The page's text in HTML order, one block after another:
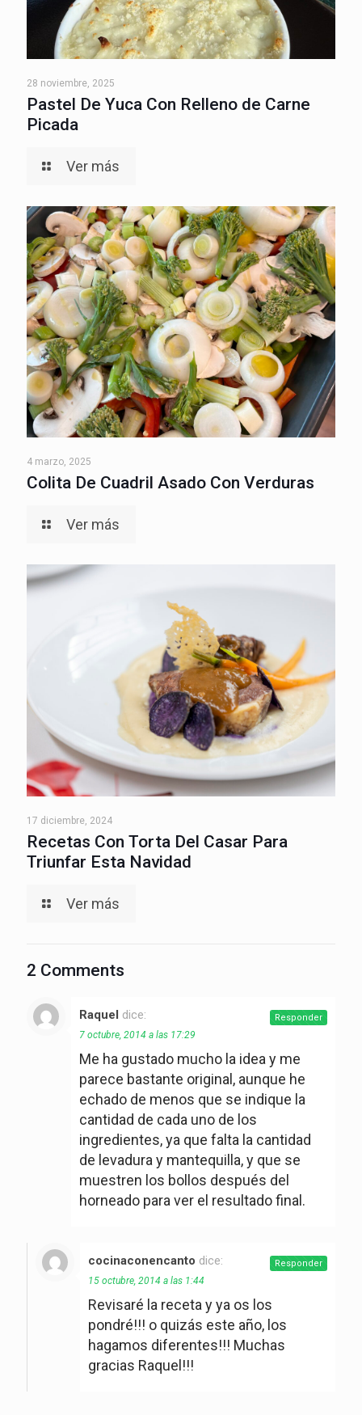
28 noviembre, 2025
Pastel De Yuca Con Relleno de Carne
Picada
Ver más
4 marzo, 2025
Colita De Cuadril Asado Con Verduras
Ver más
17 diciembre, 2024
Recetas Con Torta Del Casar Para
Triunfar Esta Navidad
Ver más
2 Comments
Raquel dice:
7 octubre, 2014 a las 17:29
Me ha gustado mucho la idea y me
parece bastante original, aunque he
echado de menos que se indique la
cantidad de cada uno de los
ingredientes, ya que falta la cantidad
de levadura y mantequilla, y que se
muestren los bollos después del
horneado para ver el resultado final.
Responder
cocinaconencanto dice:
15 octubre, 2014 a las 1:44
Revisaré la receta y ya os los
pondré!!! o quizás este año, los
hagamos diferentes!!! Muchas
gracias Raquel!!!
Responder